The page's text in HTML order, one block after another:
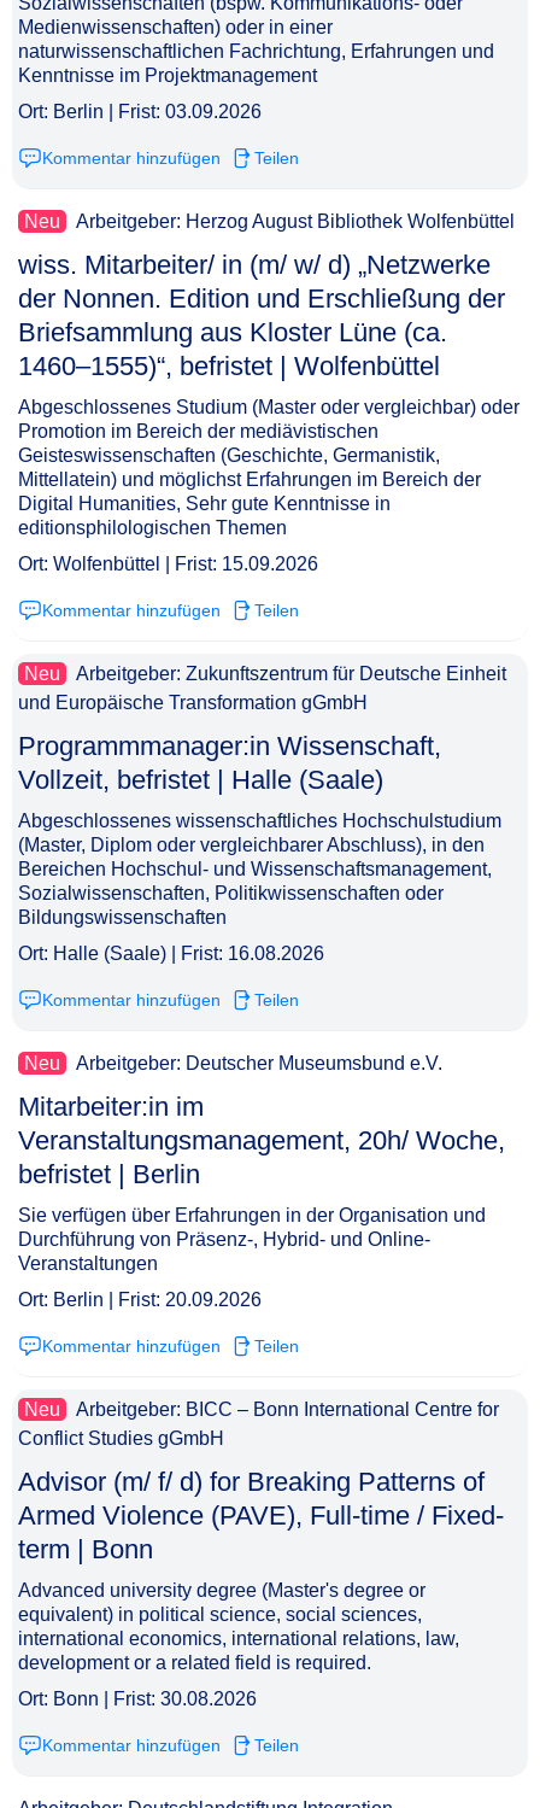
Medienwissenschaften) oder in einer
naturwissenschaftlichen Fachrichtung, Erfahrungen und
Kenntnisse im Projektmanagement
Ort: Berlin | Frist: 03.09.2026
Kommentar hinzufügen Teilen
Neu Arbeitgeber: Herzog August Bibliothek Wolfenbüttel
wiss. Mitarbeiter/ in (m/ w/ d) „Netzwerke
der Nonnen. Edition und Erschließung der
Briefsammlung aus Kloster Lüne (ca.
1460–1555)“, befristet | Wolfenbüttel​‌‌‌‌​‌​‌‌‌‌‌​‌​​‌‌
Abgeschlossenes Studium (Master oder vergleichbar) oder
Promotion im Bereich der mediävistischen
Geisteswissenschaften (Geschichte, Germanistik,
Mittellatein) und möglichst Erfahrungen im Bereich der
Digital Humanities, Sehr gute Kenntnisse in
editionsphilologischen Themen
Ort: Wolfenbüttel | Frist: 15.09.2026
Kommentar hinzufügen Teilen
Neu
Arbeitgeber: Zukunftszentrum für Deutsche Einheit
und Europäische Transformation gGmbH
Pro­gramm­ma­na­ger:in Wis­sen­schaft,
Vollzeit, befristet | Halle (Saale)​‌‌‌‌​‌​‌‌‌‌‌​‌​​‌​
Abgeschlossenes wissenschaftliches Hochschulstudium
(Master, Diplom oder vergleichbarer Abschluss), in den
Bereichen Hochschul- und Wissenschaftsmanagement,
Sozialwissenschaften, Politikwissenschaften oder
Bildungswissenschaften
Ort: Halle (Saale) | Frist: 16.08.2026
Kommentar hinzufügen Teilen
Neu Arbeitgeber: Deutscher Museumsbund e.V.
Mitarbeiter:in im
Veranstaltungsmanagement, 20h/ Woche,
befristet | Berlin​‌‌‌‌​‌​‌‌‌‌‌​‌​​​‌
Sie verfügen über Erfahrungen in der Organisation und
Durchführung von Präsenz-, Hybrid- und Online-
Veranstaltungen
Ort: Berlin | Frist: 20.09.2026
Kommentar hinzufügen Teilen
Neu
Arbeitgeber: BICC – Bonn International Centre for
Conflict Studies gGmbH
Advisor (m/ f/ d) for Breaking Patterns of
Armed Violence (PAVE), Full-time / Fixed-
term | Bonn​‌‌‌‌​‌​‌‌‌‌‌​‌​​​​
Advanced university degree (Master's degree or
equivalent) in political science, social sciences,
international economics, international relations, law,
development or a related field is required.
Ort: Bonn | Frist: 30.08.2026
Kommentar hinzufügen Teilen